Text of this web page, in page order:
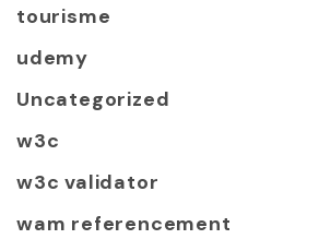
tourisme
udemy
Uncategorized
w3c
w3c validator
wam referencement